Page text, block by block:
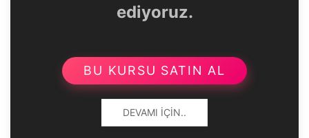
ediyoruz.
BU KURSU SATIN AL
DEVAMI İÇIN..